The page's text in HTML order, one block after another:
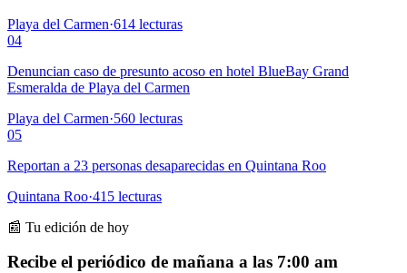
Playa del Carmen·614 lecturas
04
Denuncian caso de presunto acoso en hotel BlueBay Grand
Esmeralda de Playa del Carmen
Playa del Carmen·560 lecturas
05
Reportan a 23 personas desaparecidas en Quintana Roo
Quintana Roo·415 lecturas
📰 Tu edición de hoy
Recibe el periódico de mañana a las 7:00 am